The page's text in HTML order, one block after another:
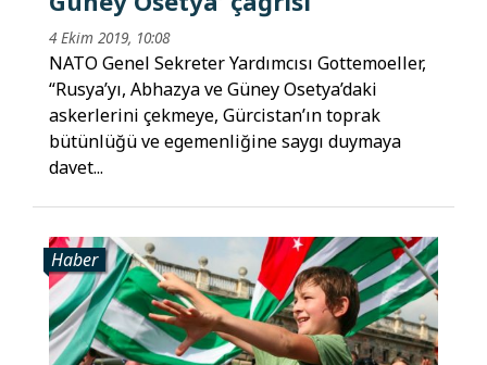
4 Ekim 2019, 10:08
NATO Genel Sekreter Yardımcısı Gottemoeller,
“Rusya’yı, Abhazya ve Güney Osetya’daki
askerlerini çekmeye, Gürcistan’ın toprak
bütünlüğü ve egemenliğine saygı duymaya
davet...
Haber